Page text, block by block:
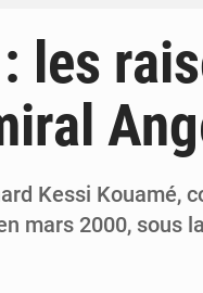
Hivernage : l’anticipation
Mobilité étudiante : une
les
Kessi Kouamé,
mars 2000, sous